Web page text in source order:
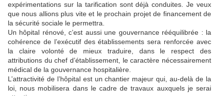
expérimentations sur la tarification sont déjà conduites. Je veux
que nous allions plus vite et le prochain projet de financement de
la sécurité sociale le permettra.
Un hôpital rénové, c’est aussi une gouvernance rééquilibrée : la
cohérence de l’exécutif des établissements sera renforcée avec
la claire volonté de mieux traduire, dans le respect des
attributions du chef d’établissement, le caractère nécessairement
médical de la gouvernance hospitalière.
L’attractivité de l’hôpital est un chantier majeur qui, au-delà de la
loi, nous mobilisera dans le cadre de travaux auxquels je serai